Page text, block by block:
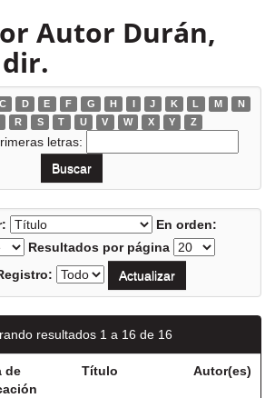
Autor Durán,
C D E F G H I J K L M
N
R S T U V W X Y Z
letras:
En orden:
Resultados por página
resultados 1 a 16 de 16
de
Título Autor(es)